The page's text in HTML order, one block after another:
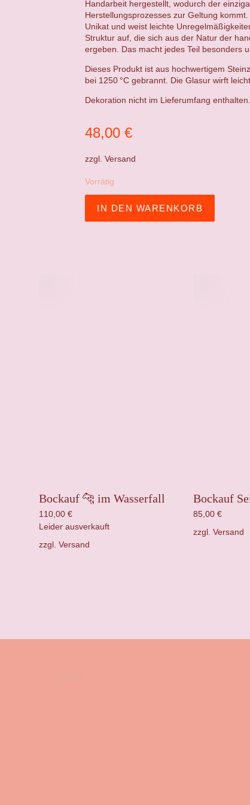
zzgl.Versand
48,00€
Vorrätig
IN DEN WARENKORB
Handarbeit hergestellt, wodurch der
Herstellungsprozesses zur Geltung
Unikat und weist leichte
Struktur auf, die sich aus der Natur der
ergeben. Das macht jedes Teil besonders
Dieses Produkt ist aus hochwertigem
bei 1250 °C gebrannt. Die Glasur wirft
Dekoration nicht im Lieferumfang enthalten.
Bockauf 🐆 im Wasserfall
110,00 €
Leider ausverkauft
zzgl. Versand
Bockauf
85,00€
zzgl.Versand